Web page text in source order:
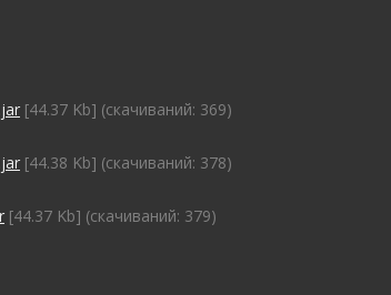
[44.37 Kb] (cкачиваний: 369)
[44.38 Kb] (cкачиваний: 378)
[44.37 Kb] (cкачиваний: 379)